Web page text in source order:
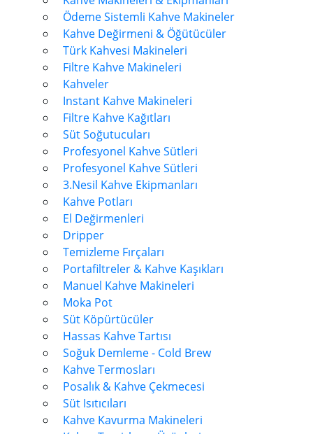
Ödeme Sistemli Kahve Makineler
Kahve Değirmeni & Öğütücüler
Türk Kahvesi Makineleri
Filtre Kahve Makineleri
Kahveler
Instant Kahve Makineleri
Filtre Kahve Kağıtları
Süt Soğutucuları
Profesyonel Kahve Sütleri
Profesyonel Kahve Sütleri
3.Nesil Kahve Ekipmanları
Kahve Potları
El Değirmenleri
Dripper
Temizleme Fırçaları
Portafiltreler & Kahve Kaşıkları
Manuel Kahve Makineleri
Moka Pot
Süt Köpürtücüler
Hassas Kahve Tartısı
Soğuk Demleme - Cold Brew
Kahve Termosları
Posalık & Kahve Çekmecesi
Süt Isıtıcıları
Kahve Kavurma Makineleri